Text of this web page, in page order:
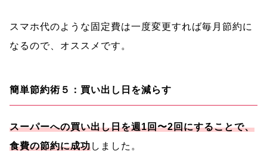
スマホ代のような固定費は一度変更すれば毎月節約に
なるので、オススメです。
簡単節約術５：買い出し日を減らす
スーパーへの買い出し日を週1回〜2回にすることで、
食費の節約に成功しました。